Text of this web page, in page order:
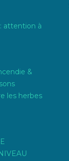
attention à
&
les herbes